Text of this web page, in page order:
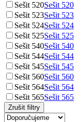
Sešit 520Sešit 520
Sešit 523Sešit 523
Sešit 524Sešit 524
Sešit 525Sešit 525
Sešit 540Sešit 540
Sešit 544Sešit 544
Sešit 545Sešit 545
Sešit 560Sešit 560
Sešit 564Sešit 564
Sešit 565Sešit 565
Zrušit filtry